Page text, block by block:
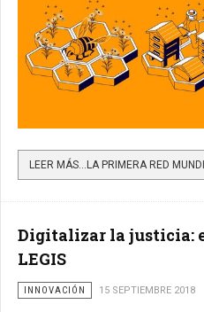
Digitalizar la justicia:
LEGIS
INNOVACIÓN 15 SEPTIEMBRE 2018